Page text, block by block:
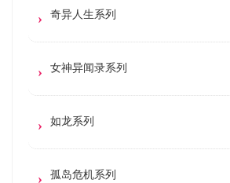
奇异人生系列
女神异闻录系列
如龙系列
孤岛危机系列